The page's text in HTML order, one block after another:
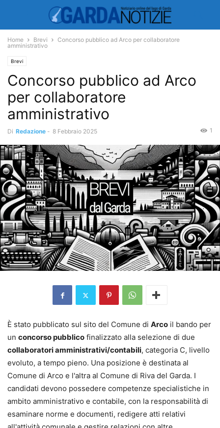
Home Brevi
Concorso pubblico ad Arco per collaboratore
amministrativo
Brevi
Concorso pubblico ad Arco
per collaboratore
amministrativo
Di Redazione - 8 Febbraio 2025 1
È stato pubblicato sul sito del Comune di Arco il bando per
un concorso pubblico finalizzato alla selezione di due
collaboratori amministrativi/contabili, categoria C, livello
evoluto, a tempo pieno. Una posizione è destinata al
Comune di Arco e l'altra al Comune di Riva del Garda. I
candidati devono possedere competenze specialistiche in
ambito amministrativo e contabile, con la responsabilità di
esaminare norme e documenti, redigere atti relativi